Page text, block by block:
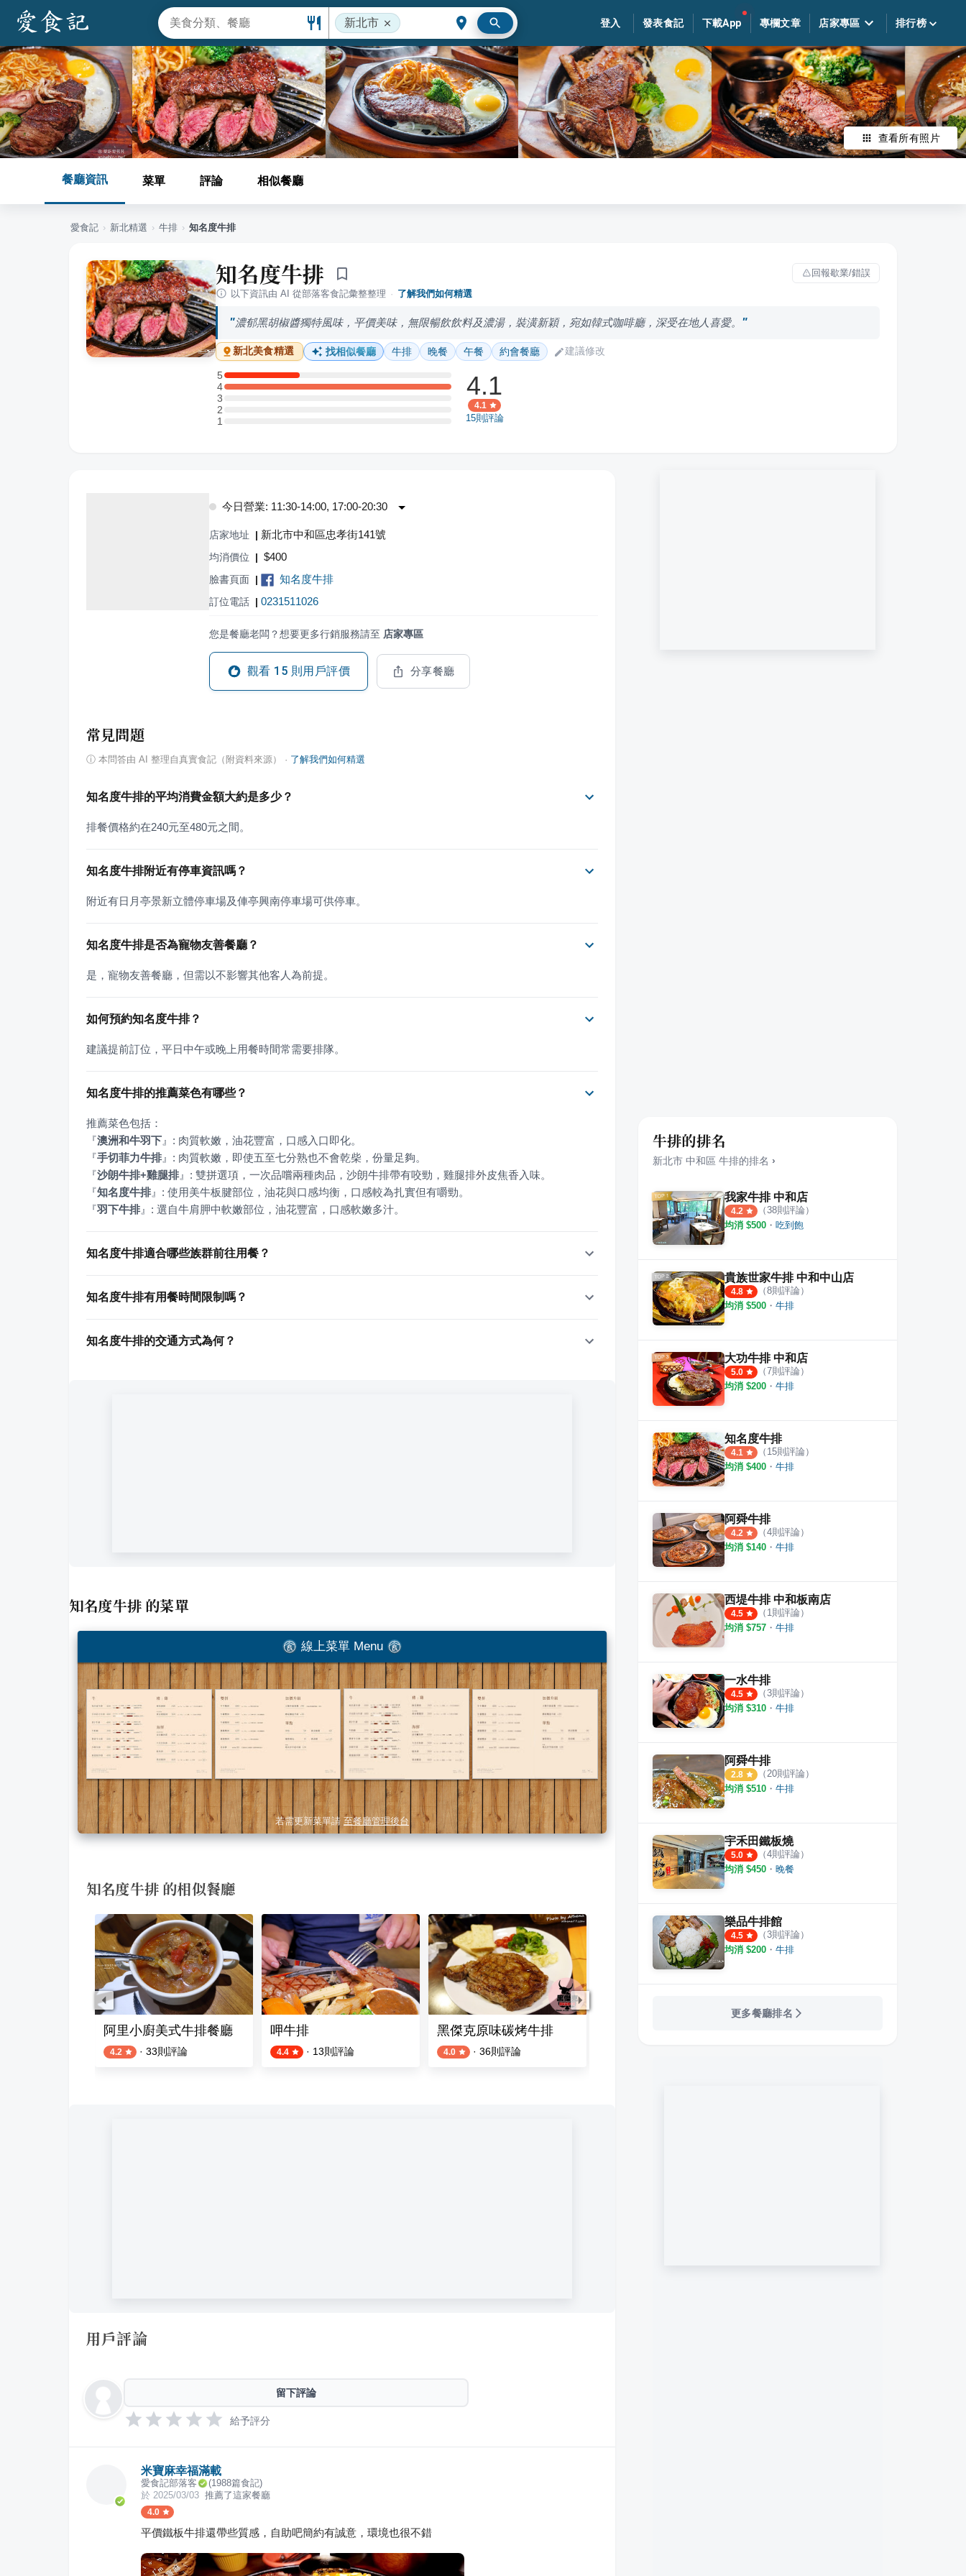
新北市 登入 發表食記 下載App 專欄文章 店家專區 排行榜
查看所有照片
餐廳資訊 菜單 評論 相似餐廳
愛食記 › 新北精選 › 牛排 › 知名度牛排
知名度牛排
回報歇業/錯誤
以下資訊由 AI 從部落客食記彙整整理 · 了解我們如何精選
濃郁黑胡椒醬獨特風味，平價美味，無限暢飲飲料及濃湯，裝潢新穎，宛如韓式咖啡廳，深受在地人喜愛。
新北美食精選 找相似餐廳 牛排 晚餐 午餐 約會餐廳 建議修改
5
5 星：1 則評論
4
4 星：3 則評論
3
3 星：0 則評論
2
2 星：0 則評論
11 星：0 則評論
4.1
4.1
15則評論
今日營業: 11:30-14:00, 17:00-20:30
店家地址 | 新北市中和區忠孝街141號
均消價位 | $400
臉書頁面 | 知名度牛排
訂位電話 | 0231511026
您是餐廳老闆？想要更多行銷服務請至 店家專區
觀看 15 則用戶評價 分享餐廳
常見問題
ⓘ 本問答由 AI 整理自真實食記（附資料來源） · 了解我們如何精選
知名度牛排的平均消費金額大約是多少？
排餐價格約在240元至480元之間。
知名度牛排附近有停車資訊嗎？
附近有日月亭景新立體停車場及俥亭興南停車場可供停車。
知名度牛排是否為寵物友善餐廳？
是，寵物友善餐廳，但需以不影響其他客人為前提。
如何預約知名度牛排？
建議提前訂位，平日中午或晚上用餐時間常需要排隊。
知名度牛排的推薦菜色有哪些？
『澳洲和牛羽下 』
『手切菲力牛排』
『沙朗牛排+雞腿排』
『知名度牛排』
『羽下牛排』 : 選自牛肩胛中軟嫩部位，油花豐富，口感軟嫩多汁。
知名度牛排適合哪些族群前往用餐？
知名度牛排有用餐時間限制嗎？
知名度牛排的交通方式為何？
知名度牛排 的菜單
線上菜單 Menu
若需更新菜單請 至餐廳管理後台
知名度牛排 的相似餐廳
阿里小廚美式牛排餐廳
4.2 · 33則評論
呷牛排
4.4 · 13則評論
黑傑克原味碳烤牛排
4.0 · 36則評論
用戶評論
留下評論
給予評分
米寶麻幸福滿載
愛食記部落客 (1988篇食記)
於 2025/03/03 推薦了這家餐廳
4.0
平價鐵板牛排還帶些質感，自助吧簡約有誠意，環境也很不錯
牛排的排名
新北市 中和區 牛排的排名 ›
我家牛排 中和店
4.2 （38則評論）
均消 $500 ・ 吃到飽
貴族世家牛排 中和中山店
4.8 （8則評論）
均消 $500 ・ 牛排
大功牛排 中和店
5.0 （7則評論）
均消 $200 ・ 牛排
知名度牛排
4.1 （ 15則評論）
均消 $400 ・ 牛排
阿舜牛排
4.2 （4則評論）
均消 $140 ・ 牛排
西堤牛排 中和板南店
4.5 （ 1則評論）
均消 $757 ・ 牛排
一水牛排
4.5 （3則評論）
均消 $310 ・ 牛排
阿舜牛排
2.8 （20則評論）
均消 $510 ・ 牛排
宇禾田鐵板燒
5.0 （4則評論）
均消 $450 ・ 晚餐
樂品牛排館
4.5 （3則評論）
均消 $200 ・ 牛排
更多餐廳排名